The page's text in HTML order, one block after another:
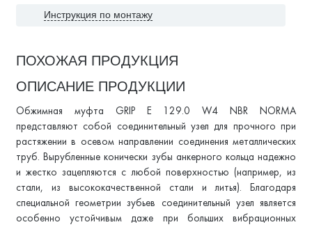
Инструкция по монтажу
ПОХОЖАЯ ПРОДУКЦИЯ
ОПИСАНИЕ ПРОДУКЦИИ
Обжимная муфта GRIP E 129.0 W4 NBR NORMA
представляют собой соединительный узел для прочного при
растяжении в осевом направлении соединения металлических
труб. Вырубленные конически зубы анкерного кольца надежно
и жестко зацепляются с любой поверхностью (например, из
стали, из высококачественной стали и литья). Благодаря
специальной геометрии зубьев соединительный узел является
особенно устойчивым даже при больших вибрационных